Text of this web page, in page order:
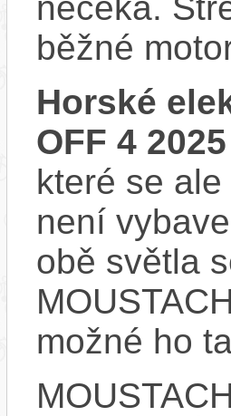
nečeká.
běžné
Horské
OFF 4 2025
které se
není
obě světla
možné ho